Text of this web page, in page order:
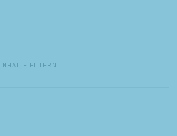
INHALTE FILTERN